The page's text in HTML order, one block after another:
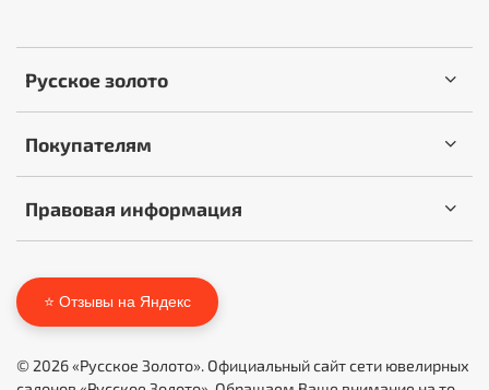
Русское золото
Покупателям
Правовая информация
⭐ Отзывы на Яндекс
© 2026 «Русское Золото». Официальный сайт сети ювелирных